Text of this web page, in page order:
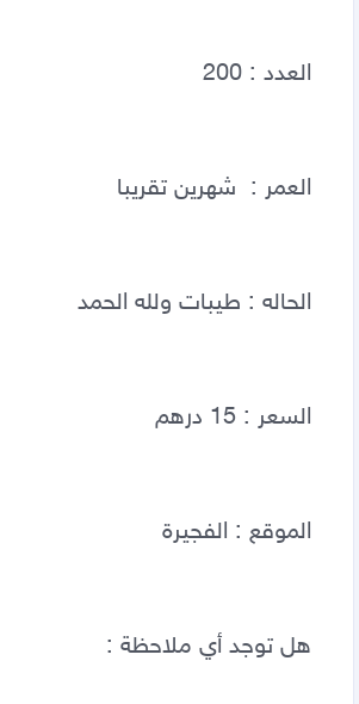
العدد : 200
العمر :  شهرين تقريبا
الحاله : طيبات ولله الحمد
السعر : 15 درهم
الموقع : الفجيرة
هل توجد أي ملاحظة :